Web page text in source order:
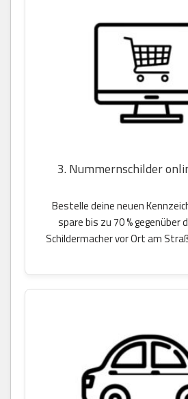
3. Nummernschilder
Bestelle deine neuen
spare bis zu 70 % gegenüber
Schildermacher vor Ort am